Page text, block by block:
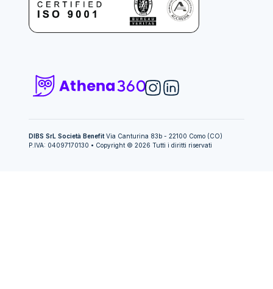
DIBS SrL Società BenefitVia Canturina 83b - 22100 Como (CO)
P.IVA: 04097170130 • Copyright © 2026 Tutti i diritti riservati